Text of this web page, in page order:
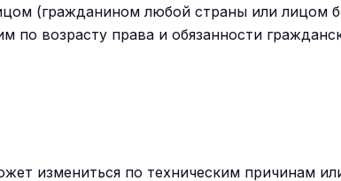
(гражданином любой страны или лицом
возрасту права и обязанности
измениться по техническим причинам